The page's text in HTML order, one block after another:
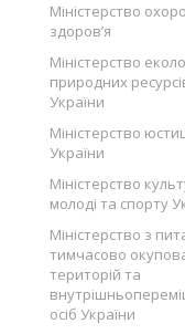
Міністерство
здоров’я
Міністерство
природних
України
Міністерство
України
Міністерство
молоді та спорту
Міністерство з
тимчасово
територій та
осіб України